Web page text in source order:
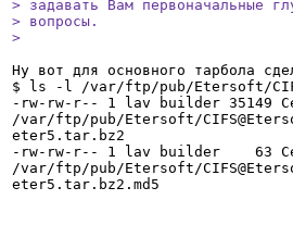
> задавать Вам первоначальные
> вопросы.
>
Ну вот для основного тарбола
$ ls -l /var/ftp/pub/Etersoft/
-rw-rw-r-- 1 lav builder 35149
/var/ftp/pub/Etersoft/
eter5.tar.bz2
-rw-rw-r-- 1 lav builder    63
/var/ftp/pub/Etersoft/
eter5.tar.bz2.md5